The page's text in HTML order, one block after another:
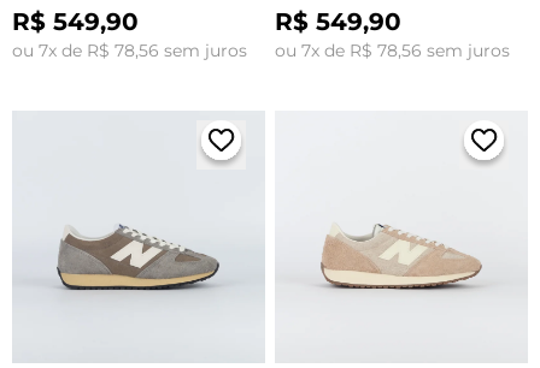
R$ 549,90
ou 7x de R$ 78,56 sem juros
R$ 549,90
ou 7x de R$ 78,56 sem juros